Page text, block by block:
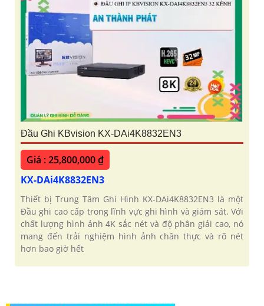
Đầu Ghi KBvision KX-DAi4K8832EN3
Giá : 25,800,000 ₫
KX-DAi4K8832EN3
Thiết bị Trung Tâm Ghi Hình KX-DAi4K8832EN3 là một
Đầu ghi cao cấp trong lĩnh vực ghi hình và giám sát. Với
chất lượng hình ảnh 4K sắc nét và độ phân giải cao, nó
mang đến trải nghiệm hình ảnh chân thực và rõ nét
hơn bao giờ hết